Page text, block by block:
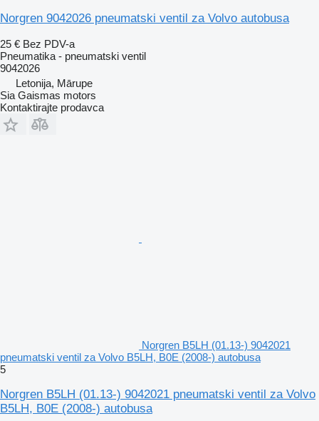
Norgren 9042026 pneumatski ventil za Volvo autobusa
25 € Bez PDV-a
Pneumatika - pneumatski ventil
9042026
Letonija, Mārupe
Sia Gaismas motors
Kontaktirajte prodavca
Norgren B5LH (01.13-) 9042021
pneumatski ventil za Volvo B5LH, B0E (2008-) autobusa
5
Norgren B5LH (01.13-) 9042021 pneumatski ventil za Volvo
B5LH, B0E (2008-) autobusa